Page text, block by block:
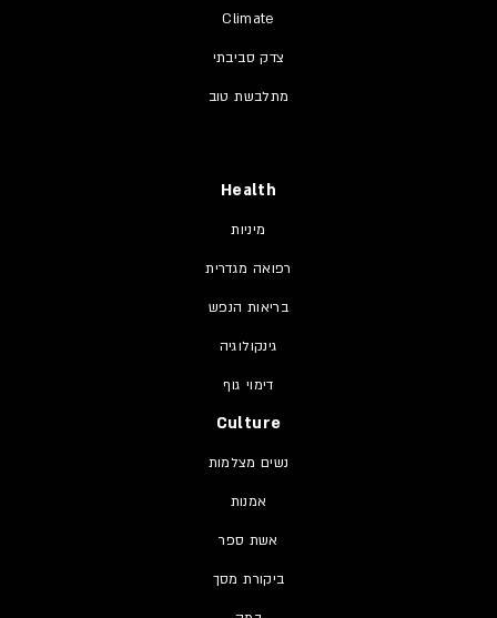
Climate
צדק סביבתי
מתלבשת טוב
Health
מיניות
רפואה מגדרית
בריאות הנפש
גינקולוגיה
דימוי גוף
Culture
נשים מצלמות
אמנות
אשת ספר
ביקורת מסך